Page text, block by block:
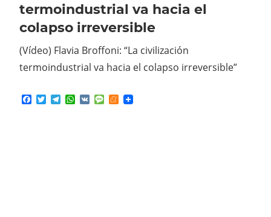
termoindustrial va hacia el
colapso irreversible
(Vídeo) Flavia Broffoni: “La civilización
termoindustrial va hacia el colapso irreversible”
Facebook
TwitterTelegram
WhatsApp
VK MessageMeneame